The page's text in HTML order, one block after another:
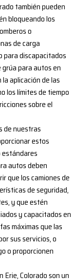
también pueden
bloqueando los
o
de carga
para discapacitados
para autos en
aplicación de las
los límites de tiempo
sobre el
de nuestras
estos
autos deben
que los camiones de
de seguridad,
y que estén
y capacitados en
máximas que las
sus servicios, o
o proporcionen
Erie, Colorado son un